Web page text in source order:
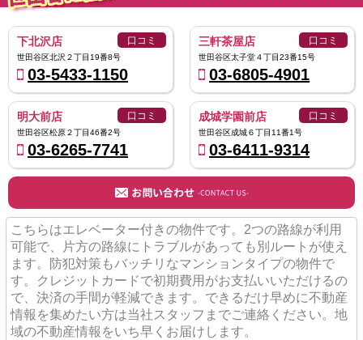
下北沢店
世田谷区北沢２丁目19番8号
口コミ
03-5433-1150
三軒茶屋店
世田谷区太子堂４丁目23番15号
口コミ
03-6805-4901
明大前店
世田谷区松原２丁目46番2号
口コミ
03-6265-7741
成城学園前店
世田谷区成城６丁目11番1号
口コミ
03-6411-9314
こちらはエレベーター付きの物件です。2つの路線が利用
可能で、片方の路線にトラブルがあっても別ルートが使え
ます。防犯対策もバッチリなマンションタイプの物件で
す。クレジットカードで初期費用がお支払いいただけるの
で、決済の手間が軽減できます。できるだけ早めに不動産
情報を集めたい方は当社スタッフまでご連絡ください。地
域の不動産情報をいち早くお届けします。